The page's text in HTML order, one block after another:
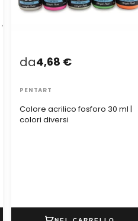
Colore acrilico fosforo 30 ml |
colori diversi
da4,68 €
PENTART